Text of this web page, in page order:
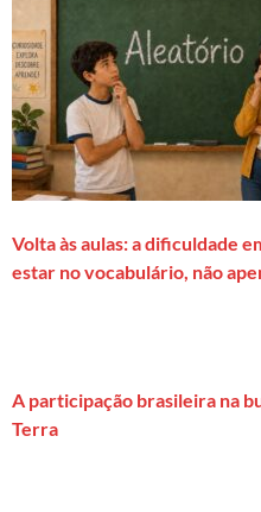
Volta às aulas: a dificuldade
estar no vocabulário, não
A participação brasileira na
Terra